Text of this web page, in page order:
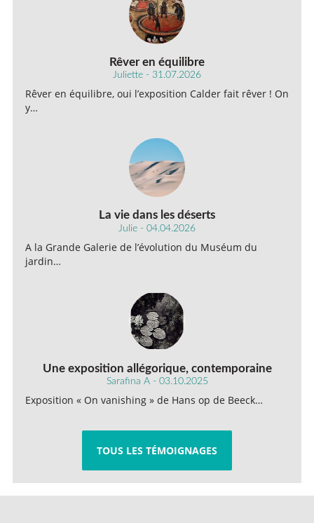
Rêver en équilibre
Juliette - 31.07.2026
Rêver en équilibre, oui l’exposition Calder fait rêver ! On
y…
La vie dans les déserts
Julie - 04.04.2026
A la Grande Galerie de l’évolution du Muséum du
jardin…
Une exposition allégorique, contemporaine
Sarafina A - 03.10.2025
Exposition « On vanishing » de Hans op de Beeck…
TOUS LES TÉMOIGNAGES